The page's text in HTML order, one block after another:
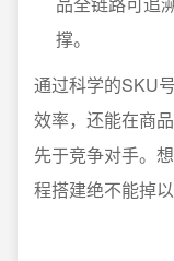
撑。
通过科学的SKU
效率，还能在商
先于竞争对手。
程搭建绝不能掉以